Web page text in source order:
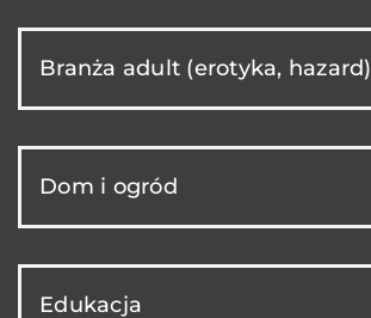
Branża adult (erotyka, hazard)
Dom i ogród
Edukacja